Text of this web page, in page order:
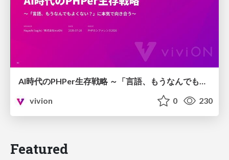
AI時代のPHPer生存戦略 ～「言語、もうなんでもよくない？」に本気で向き合う～
vivion
0 230
Featured